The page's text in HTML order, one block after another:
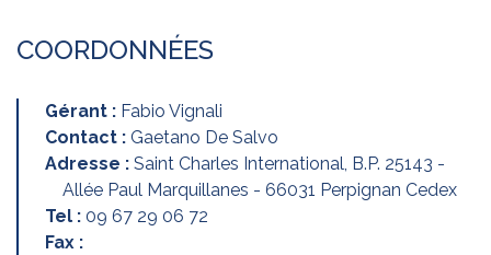
COORDONNÉES
Gérant : Fabio Vignali
Contact : Gaetano De Salvo
Adresse : Saint Charles International, B.P. 25143 -
Allée Paul Marquillanes - 66031 Perpignan Cedex
Tel : 09 67 29 06 72
Fax :